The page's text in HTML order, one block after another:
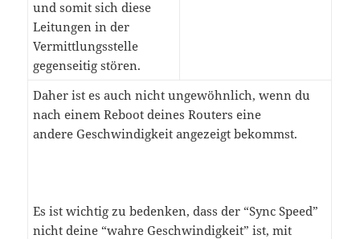
und somit sich diese
Leitungen in der
Vermittlungsstelle
gegenseitig stören.
Daher ist es auch nicht ungewöhnlich, wenn du
nach einem Reboot deines Routers eine
andere Geschwindigkeit angezeigt bekommst.
Es ist wichtig zu bedenken, dass der “Sync Speed”
nicht deine “wahre Geschwindigkeit” ist, mit